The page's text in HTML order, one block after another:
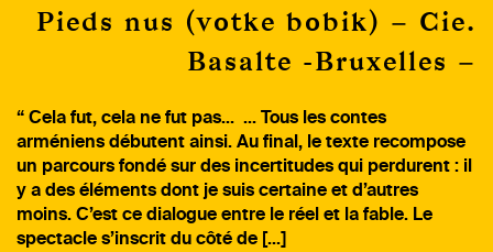
Pieds nus (votke bobik) – Cie.
Basalte -Bruxelles –
“ Cela fut, cela ne fut pas… … Tous les contes
arméniens débutent ainsi. Au final, le texte recompose
un parcours fondé sur des incertitudes qui perdurent : il
y a des éléments dont je suis certaine et d’autres
moins. C’est ce dialogue entre le réel et la fable. Le
spectacle s’inscrit du côté de […]